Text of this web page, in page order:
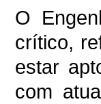
O
crítico,
estar
com